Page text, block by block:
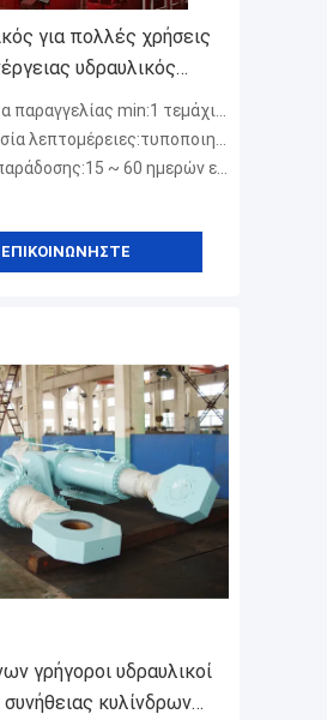
για πολλές χρήσεις
υδραυλικός
για μηχανικόmin:1 τεμάχιο / Τεμάχια
λογισμικό κατά την εξαγωγή
~ 60 ημερών εξαρτάται από τον τύπο προϊόντων
ΕΠΙΚΟΙΝΩΝΉΣΤΕ
γρήγοροι υδραυλικοί
συνήθειας κυλίνδρων